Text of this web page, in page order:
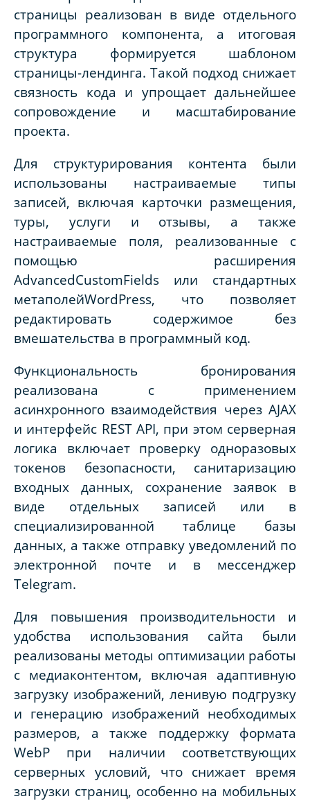
страницы реализован в виде отдельного
программного компонента, а итоговая
структура формируется шаблоном
страницы-лендинга. Такой подход снижает
связность кода и упрощает дальнейшее
сопровождение и масштабирование
проекта.
Для структурирования контента были
использованы настраиваемые типы
записей, включая карточки размещения,
туры, услуги и отзывы, а также
настраиваемые поля, реализованные с
помощью расширения
AdvancedCustomFields или стандартных
метаполейWordPress, что позволяет
редактировать содержимое без
вмешательства в программный код.
Функциональность бронирования
реализована с применением
асинхронного взаимодействия через AJAX
и интерфейс REST API, при этом серверная
логика включает проверку одноразовых
токенов безопасности, санитаризацию
входных данных, сохранение заявок в
виде отдельных записей или в
специализированной таблице базы
данных, а также отправку уведомлений по
электронной почте и в мессенджер
Telegram.
Для повышения производительности и
удобства использования сайта были
реализованы методы оптимизации работы
с медиаконтентом, включая адаптивную
загрузку изображений, ленивую подгрузку
и генерацию изображений необходимых
размеров, а также поддержку формата
WebP при наличии соответствующих
серверных условий, что снижает время
загрузки страниц, особенно на мобильных